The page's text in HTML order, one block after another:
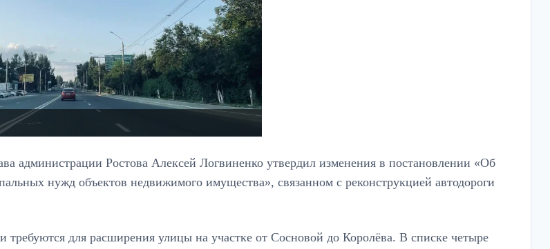
администрации Ростова Алексей Логвиненко утвердил изменения в постановлении «Об
нужд объектов недвижимого имущества», связанном с реконструкцией автодороги
требуются для расширения улицы на участке от Сосновой до Королёва. В списке четыре